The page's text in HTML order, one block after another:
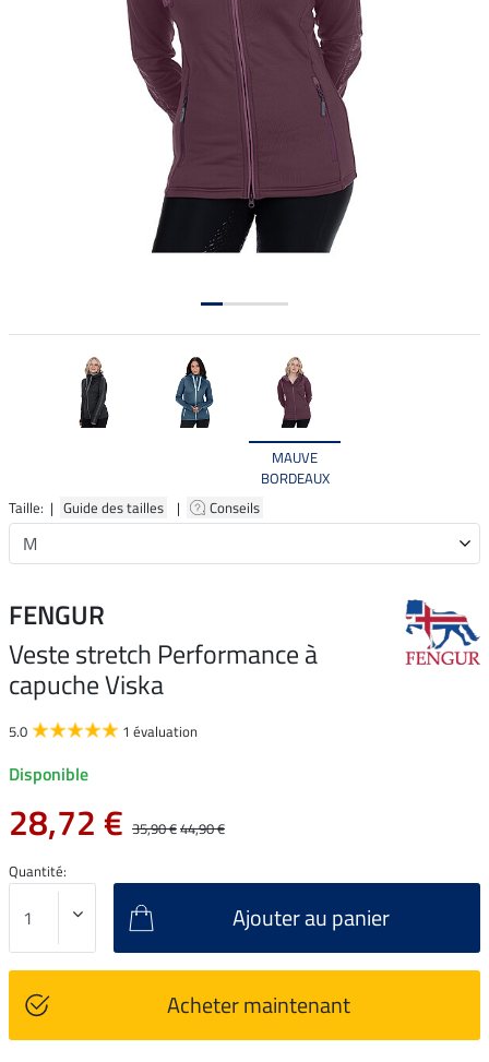
MAUVE
BORDEAUX
Taille: | Guide des tailles | Conseils
FENGUR
Veste stretch Performance à
capuche Viska
5.0 1 évaluation
Disponible
28,72 € 35,90 €44,90 €
Quantité:
Ajouter au panier
Acheter maintenant